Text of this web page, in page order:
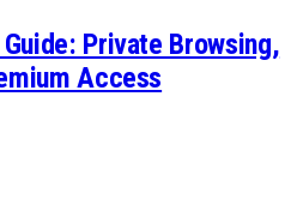
Guide: Private Browsing,
Access